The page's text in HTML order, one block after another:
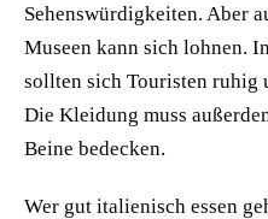
Sehenswürdigkeiten. Aber
Museen kann sich lohnen.
sollten sich Touristen ruhig
Die Kleidung muss
Beine bedecken.
Wer gut italienisch essen